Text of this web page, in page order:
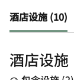
酒店设施 (10)
酒店设施